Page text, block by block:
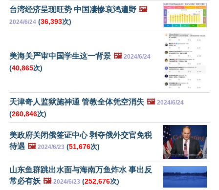
台湾经济呈现旺势 中国凄惨哀鸿遍野 🖼️
2024/6/24 (36,393次)
美海关严审中国学生这一背景 🖼️ 2024/6/24
(40,865次)
天津奇人监狱施神通 管教全体凭空消失 🖼️ 2024/6/24
(260,846次)
美政府关闭俄签证中心 剥夺俄外交官免税
待遇 🖼️ 2024/6/23 (51,676次)
山东鱼群跳出水面与海南万鱼炸水 事出反
常必有妖 🖼️ 2024/6/23 (252,676次)